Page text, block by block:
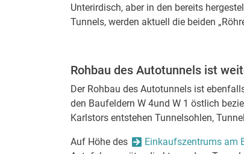
Unterirdisch, aber in den bereits
Tunnels, werden aktuell die beiden
Rohbau des Autotunnels ist
Der Rohbau des Autotunnels ist
den Baufeldern W 4und W 1 östlich
Karlstors entstehen Tunnelsohlen,
Auf Höhe des Einkaufszentrums am